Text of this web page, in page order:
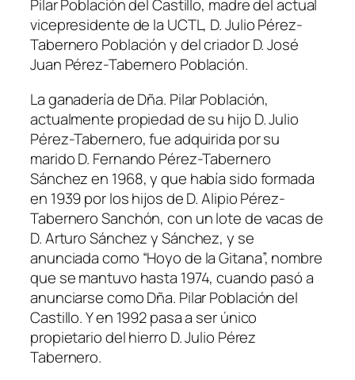
Pilar Población del Castillo, madre del actual
vicepresidente de la UCTL, D. Julio Pérez-
Tabernero Población y del criador D. José
Juan Pérez-Tabernero Población.
La ganadería de Dña. Pilar Población,
actualmente propiedad de su hijo D. Julio
Pérez-Tabernero, fue adquirida por su
marido D. Fernando Pérez-Tabernero
Sánchez en 1968, y que había sido formada
en 1939 por los hijos de D. Alipio Pérez-
Tabernero Sanchón, con un lote de vacas de
D. Arturo Sánchez y Sánchez, y se
anunciada como “Hoyo de la Gitana”, nombre
que se mantuvo hasta 1974, cuando pasó a
anunciarse como Dña. Pilar Población del
Castillo. Y en 1992 pasa a ser único
propietario del hierro D. Julio Pérez
Tabernero.